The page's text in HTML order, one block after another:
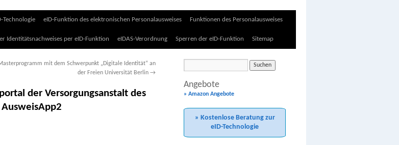
Technologie eID-Funktion des elektronischen Personalausweises Funktionen des Personalausweises
Identitätsnachweises per eID-Funktion eIDAS-Verordnung Sperren der eID-Funktion Sitemap
mit dem Schwerpunkt „Digitale Identität“ an
der Freien Universität Berlin →
der Versorgungsanstalt des
Angebote
» Amazon Angebote
» Kostenlose Beratung zur
eID-Technologie